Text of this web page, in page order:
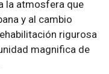
la atmosfera que
y al cambio
rigurosa
magnifica de